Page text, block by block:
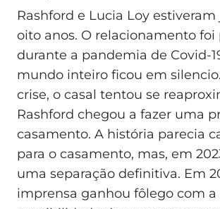
Rashford e Lucia Loy
oito anos. O relacionamento foi
durante a pandemia de Covid-
mundo inteiro ficou em
crise, o casal tentou se
Rashford chegou a fazer uma
casamento. A história parecia
para o casamento, mas, em
uma separação definitiva. Em
imprensa ganhou fôlego com a